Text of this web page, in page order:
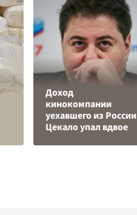
Доход
кинокомпании
уехавшего из России
Цекало упал вдвое